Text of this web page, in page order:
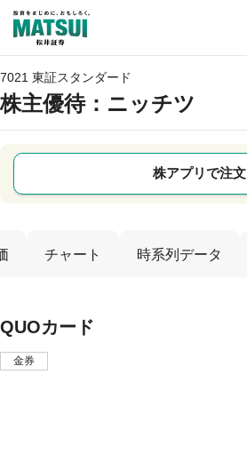
7021 東証スタンダード
株主優待：ニッチツ
株アプリで注文
チャート 時系列データ
QUOカード
金券